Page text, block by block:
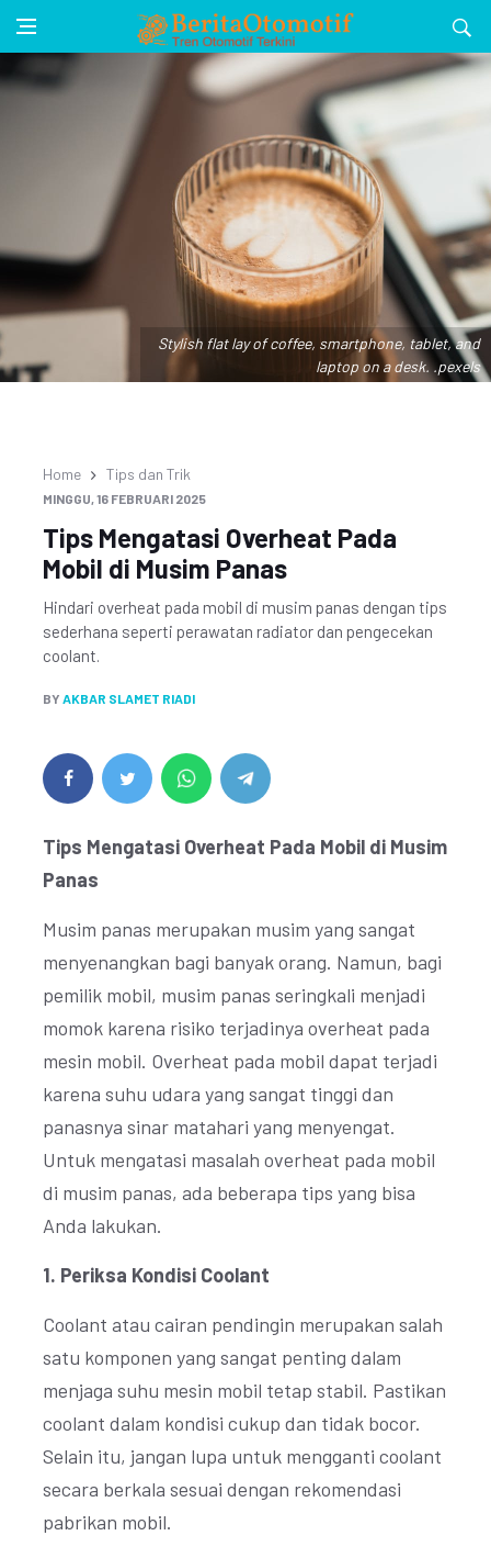
Stylish flat lay of coffee, smartphone, tablet, and
laptop on a desk. .pexels
Home Tips dan Trik
MINGGU, 16 FEBRUARI 2025
Tips Mengatasi Overheat Pada
Mobil di Musim Panas
Hindari overheat pada mobil di musim panas dengan tips
sederhana seperti perawatan radiator dan pengecekan
coolant.
BY AKBAR SLAMET RIADI
Tips Mengatasi Overheat Pada Mobil di Musim
Panas
Musim panas merupakan musim yang sangat
menyenangkan bagi banyak orang. Namun, bagi
pemilik mobil, musim panas seringkali menjadi
momok karena risiko terjadinya overheat pada
mesin mobil. Overheat pada mobil dapat terjadi
karena suhu udara yang sangat tinggi dan
panasnya sinar matahari yang menyengat.
Untuk mengatasi masalah overheat pada mobil
di musim panas, ada beberapa tips yang bisa
Anda lakukan.
1. Periksa Kondisi Coolant
Coolant atau cairan pendingin merupakan salah
satu komponen yang sangat penting dalam
menjaga suhu mesin mobil tetap stabil. Pastikan
coolant dalam kondisi cukup dan tidak bocor.
Selain itu, jangan lupa untuk mengganti coolant
secara berkala sesuai dengan rekomendasi
pabrikan mobil.